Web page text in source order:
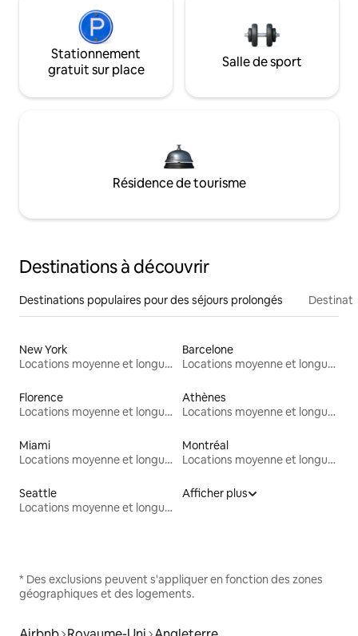
Stationnement
gratuit sur place
Salle de sport
Résidence de tourisme
Destinations à découvrir
Destinations populaires pour des séjours prolongés
New York
Locations moyenne et longue durée
Barcelone
Locations moyenne et longue durée
Florence
Locations moyenne et longue durée
Athènes
Locations moyenne et longue durée
Miami
Locations moyenne et longue durée
Montréal
Locations moyenne et longue durée
Seattle
Locations moyenne et longue durée
Afficher plus
* Des exclusions peuvent s'appliquer en fonction des zones
géographiques et des logements.